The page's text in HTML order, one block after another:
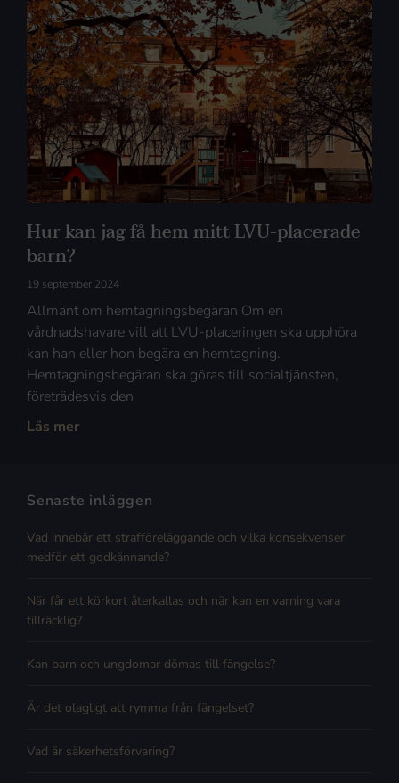
Hur kan jag få hem mitt LVU-placerade
barn?
19 september 2024
Allmänt om hemtagningsbegäran Om en
vårdnadshavare vill att LVU-placeringen ska upphöra
kan han eller hon begära en hemtagning.
Hemtagningsbegäran ska göras till socialtjänsten,
företrädesvis den
Läs mer
Senaste inläggen
Vad innebär ett strafföreläggande och vilka konsekvenser
medför ett godkännande?
När får ett körkort återkallas och när kan en varning vara
tillräcklig?
Kan barn och ungdomar dömas till fängelse?
Är det olagligt att rymma från fängelset?
Vad är säkerhetsförvaring?